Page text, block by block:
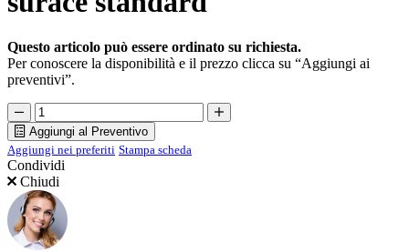
Questo articolo può essere ordinato su richiesta.
Per conoscere la disponibilità e il prezzo clicca su “Aggiungi ai
preventivi”.
Aggiungi al Preventivo
Aggiungi nei preferiti Stampa scheda
Condividi
Chiudi